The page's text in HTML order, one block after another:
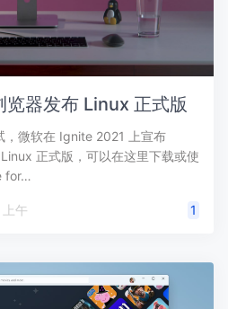
器发布 Linux 正式版
，微软在 Ignite 2021 上宣布
正式版，可以在这里下载或使
for…
, 11:06 上午 1